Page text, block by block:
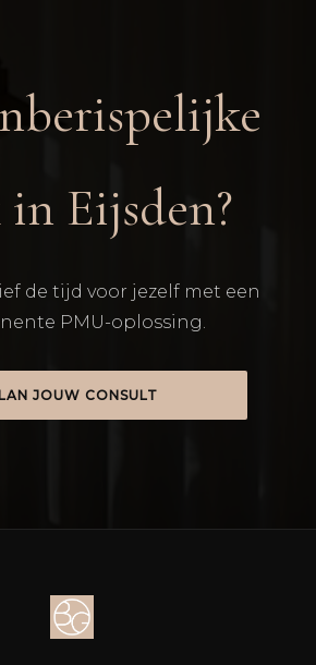
Eijsden?
de tijd voor jezelf met een
PMU-oplossing.
JOUW CONSULT